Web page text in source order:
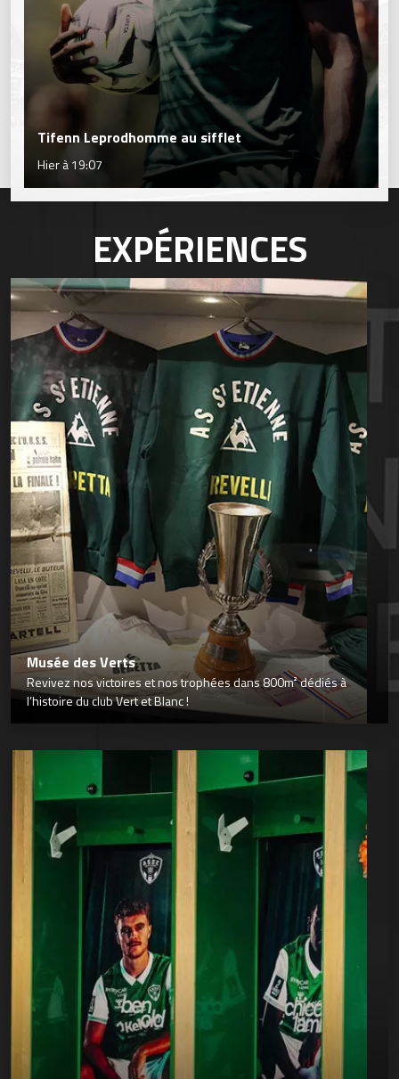
Tifenn Leprodhomme au sifflet
Hier à 19:07
EXPÉRIENCES
Musée des Verts
Revivez nos victoires et nos trophées dans 800m² dédiés à
l’histoire du club Vert et Blanc !